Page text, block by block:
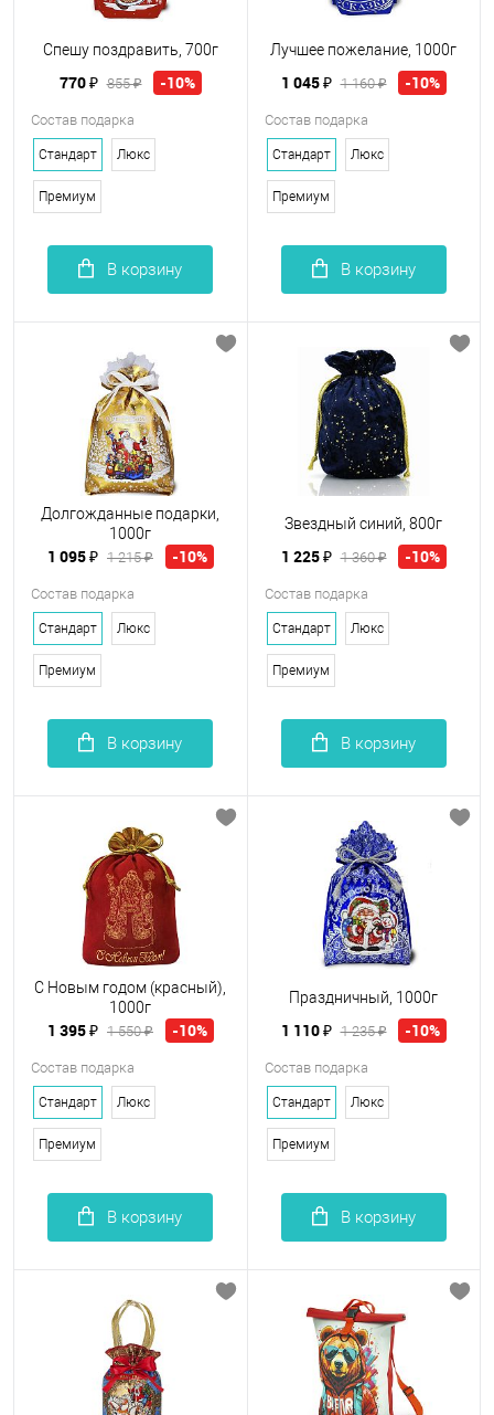
Спешу поздравить, 700г
770 ₽ 855 ₽ -10%
Состав подарка
Стандарт Люкс
Премиум
В корзину
Лучшее пожелание, 1000г
1 045 ₽ 1 160 ₽ -10%
Состав подарка
Стандарт Люкс
Премиум
В корзину
Долгожданные подарки,
1000г
1 095 ₽ 1 215 ₽ -10%
Состав подарка
Стандарт Люкс
Премиум
В корзину
Звездный синий, 800г
1 225 ₽ 1 360 ₽ -10%
Состав подарка
Стандарт Люкс
Премиум
В корзину
С Новым годом (красный),
1000г
1 395 ₽ 1 550 ₽ -10%
Состав подарка
Стандарт Люкс
Премиум
В корзину
Праздничный, 1000г
1 110 ₽ 1 235 ₽ -10%
Состав подарка
Стандарт Люкс
Премиум
В корзину